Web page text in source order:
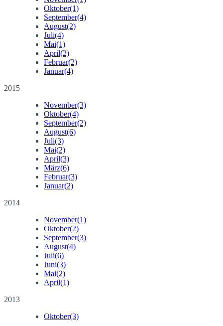
Oktober(1)
September(4)
August(2)
Juli(4)
Mai(1)
April(2)
Februar(2)
Januar(4)
2015
November(3)
Oktober(4)
September(2)
August(6)
Juli(3)
Mai(2)
April(3)
März(6)
Februar(3)
Januar(2)
2014
November(1)
Oktober(2)
September(3)
August(4)
Juli(6)
Juni(3)
Mai(2)
April(1)
2013
Oktober(3)